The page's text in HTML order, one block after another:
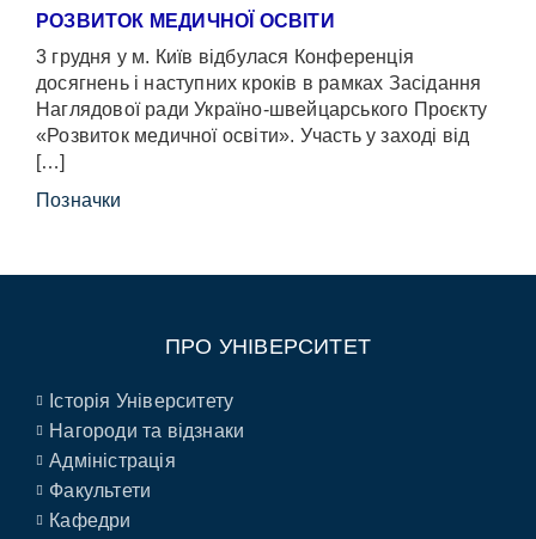
РОЗВИТОК МЕДИЧНОЇ ОСВІТИ
3 грудня у м. Київ відбулася Конференція
досягнень і наступних кроків в рамках Засідання
Наглядової ради Україно-швейцарського Проєкту
«Розвиток медичної освіти». Участь у заході від
[…]
Позначки
ПРО УНІВЕРСИТЕТ
Історія Університету
Нагороди та відзнаки
Адміністрація
Факультети
Кафедри